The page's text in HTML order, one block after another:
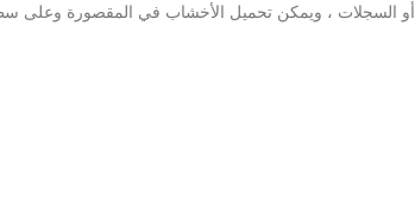
السجلات ، ويمكن تحميل الأخشاب في المقصورة وعلى